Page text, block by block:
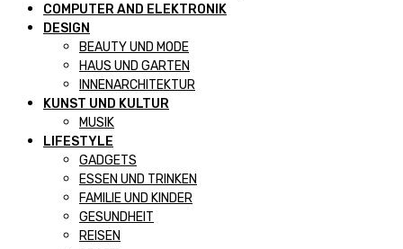
COMPUTER AND ELEKTRONIK
DESIGN
BEAUTY UND MODE
HAUS UND GARTEN
INNENARCHITEKTUR
KUNST UND KULTUR
MUSIK
LIFESTYLE
GADGETS
ESSEN UND TRINKEN
FAMILIE UND KINDER
GESUNDHEIT
REISEN